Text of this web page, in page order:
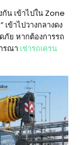
น เข้าไปใน Zone
ข้าไปวางกลางดง
ย หากต้องการรถ
รณา เช่ารถเครน